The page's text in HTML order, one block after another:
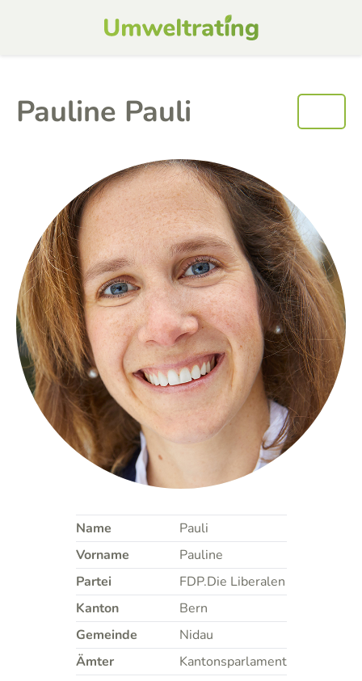
Pauline Pauli
Name
Pauli
Vorname
Pauline
Partei
FDP.Die Liberalen
Kanton
Bern
Gemeinde
Nidau
Ämter
Kantonsparlament